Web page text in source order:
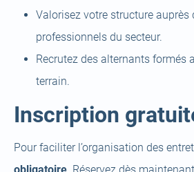
Valorisez votre structure auprès
professionnels du secteur.
Recrutez des alternants formés
terrain.
Inscription
Pour faciliter l’organisation des